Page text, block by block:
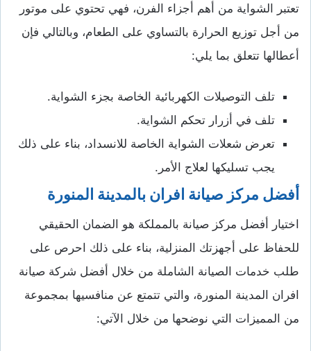
تعتبر الشواية من أهم أجزاء الفرن، فهي تحتوي على موتور
من أجل توزيع الحرارة بالتساوي على الطعام، وبالتالي فإن
أعطالها تتعلق بما يلي:
تلف التوصيلات الكهربائية الخاصة بجزء الشواية.
تلف في أزرار تحكم الشواية.
تعرض شعلات الشواية الخاصة للانسداد، بناء على ذلك
يجب تسليكها لعلاج الأمر.
أفضل مركز صيانة افران بالمدينة المنورة
اختيار أفضل مركز صيانة بالمملكة هو الضمان الحقيقي
للحفاظ على أجهزتك المنزلية، بناء على ذلك احرص على
طلب خدمات الصيانة الشاملة من خلال أفضل شركة صيانة
افران المدينة المنورة، والتي تتمتع عن منافسيها بمجموعة
من المميزات التي نوضحها من خلال الآتي: